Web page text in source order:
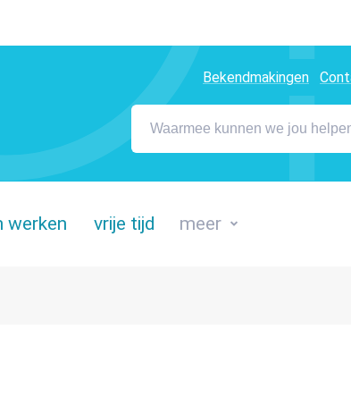
Bekendmakingen
Waarmee kunnen we jou helpen?
werken vrije tijd meer